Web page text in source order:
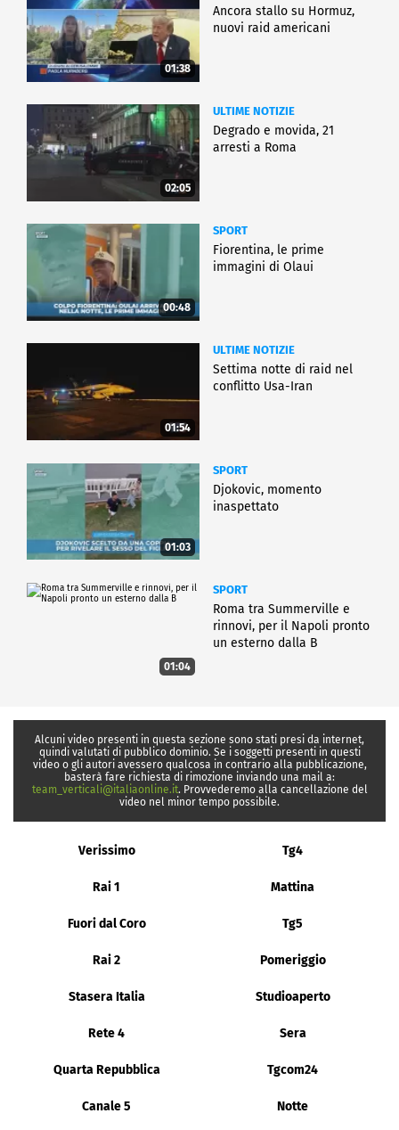
01:38
Ancora stallo su Hormuz,
nuovi raid americani
02:05
ULTIME NOTIZIE
Degrado e movida, 21
arresti a Roma
00:48
SPORT
Fiorentina, le prime
immagini di Olaui
01:54
ULTIME NOTIZIE
Settima notte di raid nel
conflitto Usa-Iran
01:03
SPORT
Djokovic, momento
inaspettato
01:04
SPORT
Roma tra Summerville e
rinnovi, per il Napoli pronto
un esterno dalla B
Alcuni video presenti in questa sezione sono stati presi da internet,
quindi valutati di pubblico dominio. Se i soggetti presenti in questi
video o gli autori avessero qualcosa in contrario alla pubblicazione,
basterà fare richiesta di rimozione inviando una mail a:
team_verticali@italiaonline.it. Provvederemo alla cancellazione del
video nel minor tempo possibile.
Verissimo Tg4
Rai 1 Mattina
Fuori dal Coro Tg5
Rai 2 Pomeriggio
Stasera Italia Studioaperto
Rete 4 Sera
Quarta Repubblica Tgcom24
Canale 5 Notte